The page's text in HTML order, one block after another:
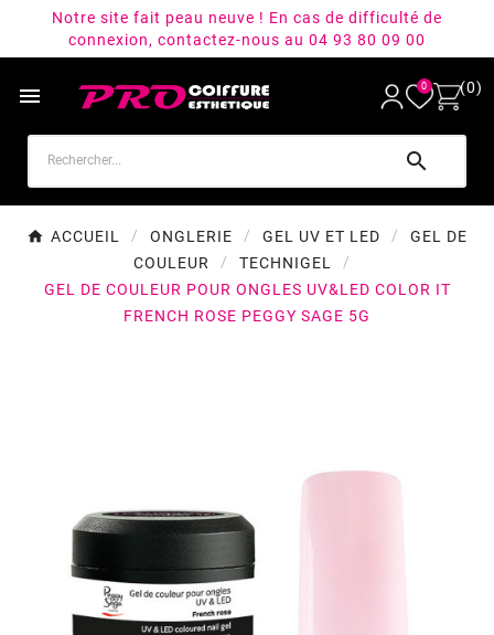
Notre site fait peau neuve ! En cas de difficulté de
connexion, contactez-nous au 04 93 80 09 00
 0 (0)

ACCUEIL ONGLERIE GEL UV ET LED
GEL DE
COULEUR
TECHNIGEL
GEL DE COULEUR POUR ONGLES UV&LED COLOR IT
FRENCH ROSE PEGGY SAGE 5G